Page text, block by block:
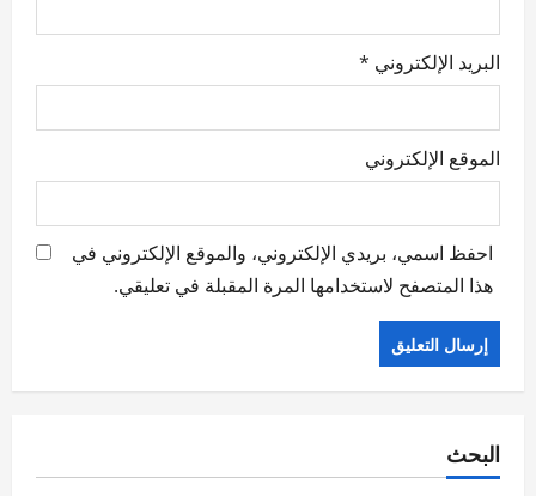
البريد الإلكتروني *
الموقع الإلكتروني
احفظ اسمي، بريدي الإلكتروني، والموقع الإلكتروني في
هذا المتصفح لاستخدامها المرة المقبلة في تعليقي.
البحث